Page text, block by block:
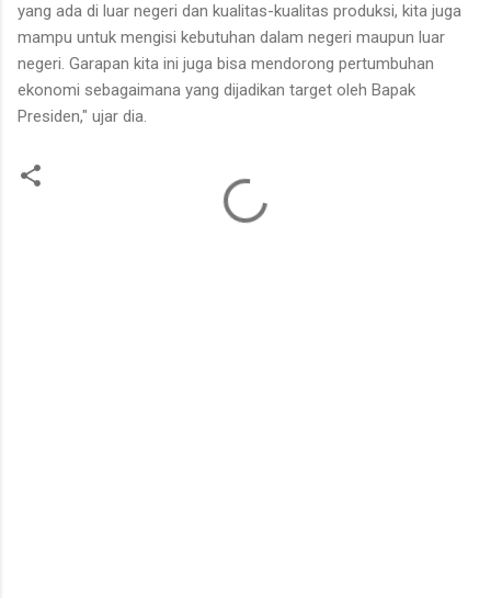
yang ada di luar negeri dan kualitas-kualitas produksi, kita juga
mampu untuk mengisi kebutuhan dalam negeri maupun luar
negeri. Garapan kita ini juga bisa mendorong pertumbuhan
ekonomi sebagaimana yang dijadikan target oleh Bapak
Presiden," ujar dia.